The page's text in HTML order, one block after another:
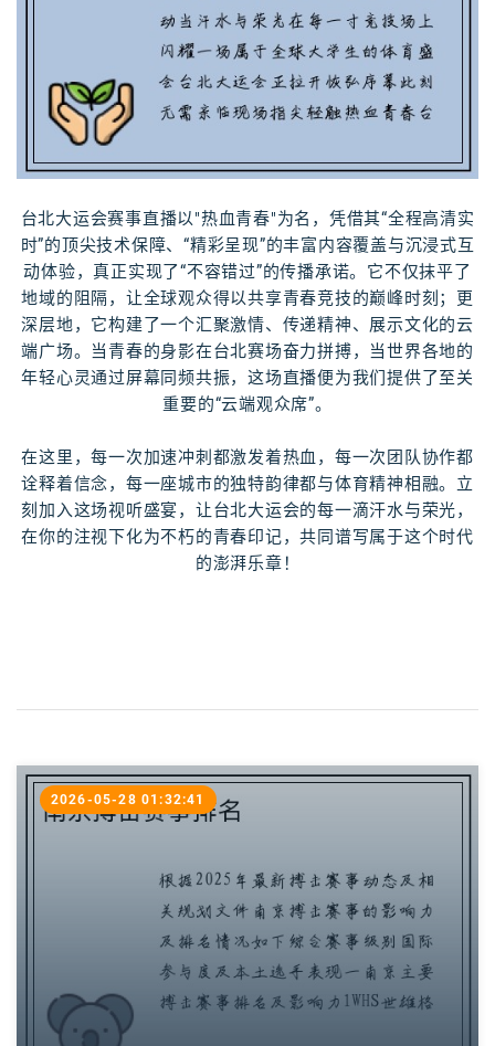
台北大运会赛事直播以"热血青春"为名，凭借其“全程高清实
时”的顶尖技术保障、“精彩呈现”的丰富内容覆盖与沉浸式互
动体验，真正实现了“不容错过”的传播承诺。它不仅抹平了
地域的阻隔，让全球观众得以共享青春竞技的巅峰时刻；更
深层地，它构建了一个汇聚激情、传递精神、展示文化的云
端广场。当青春的身影在台北赛场奋力拼搏，当世界各地的
年轻心灵通过屏幕同频共振，这场直播便为我们提供了至关
重要的“云端观众席”。
在这里，每一次加速冲刺都激发着热血，每一次团队协作都
诠释着信念，每一座城市的独特韵律都与体育精神相融。立
刻加入这场视听盛宴，让台北大运会的每一滴汗水与荣光，
在你的注视下化为不朽的青春印记，共同谱写属于这个时代
的澎湃乐章！
2026-05-28 01:32:41